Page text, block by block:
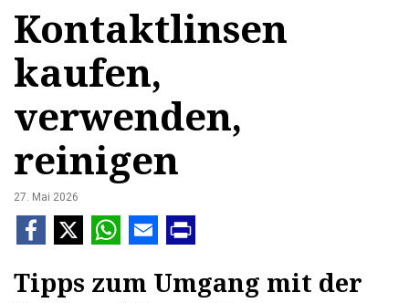
Kontaktlinsen
kaufen,
verwenden,
reinigen
27. Mai 2026
Tipps zum Umgang mit der